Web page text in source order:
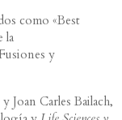
como «Best
la
y
Joan Carles Bailach,